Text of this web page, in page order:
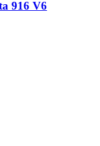
916 V6